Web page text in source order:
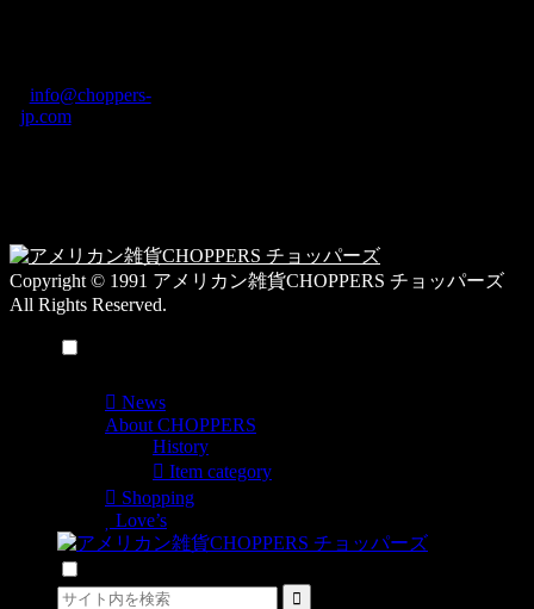
テ
ゴ
info@choppers-
jp.com
Copyright © 1991 アメリカン雑貨CHOPPERS チョッパーズ
All Rights Reserved.
News
About CHOPPERS
History
Item category
Shopping
Love’s